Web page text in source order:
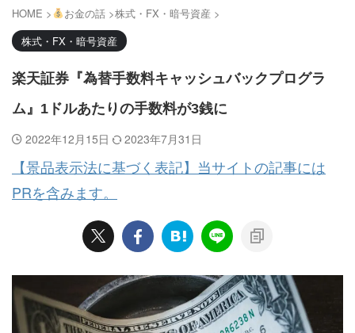
HOME > お金の話 >株式・FX・暗号資産 >
株式・FX・暗号資産
楽天証券『為替手数料キャッシュバックプログラ
ム』1ドルあたりの手数料が3銭に
2022年12月15日
2023年7月31日
【景品表示法に基づく表記】当サイトの記事には
PRを含みます。